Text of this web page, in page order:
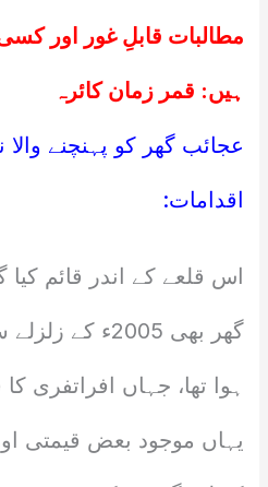
مطالبات قابلِ غور اور
ہیں: قمر زمان کائرہ
عجائب گھر کو پہنچنے
اقدامات:
اس قلعے کے اندر قائم
گھر بھی 2005ء
ہوا تھا، جہاں افراتفری کا
یہاں موجود بعض قیمتی